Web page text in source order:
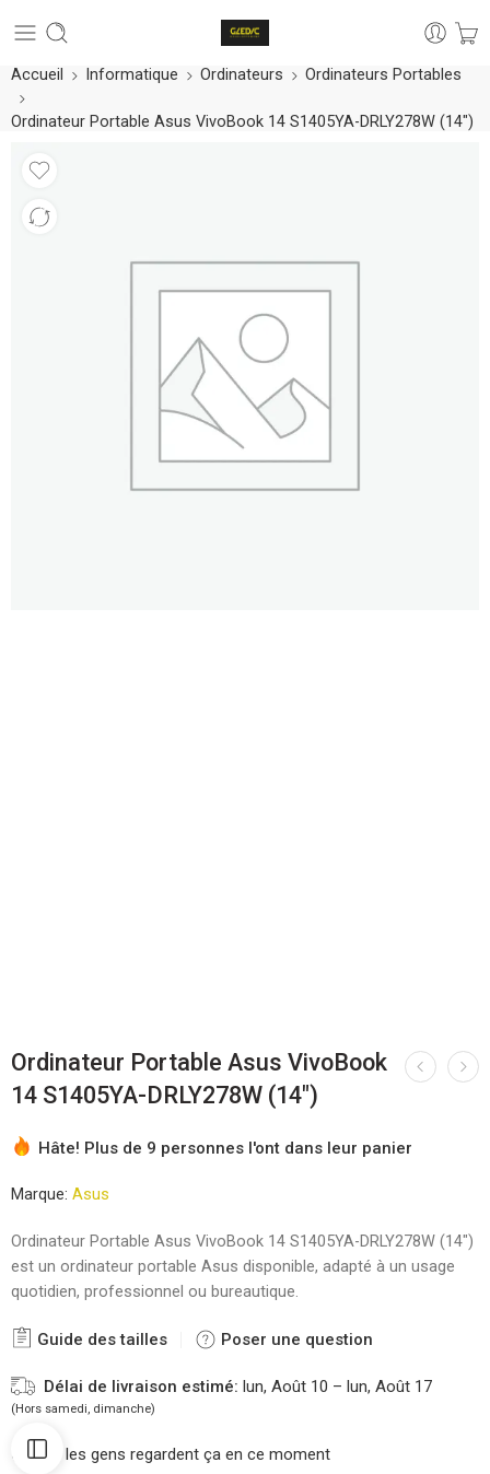
Accueil Informatique Ordinateurs Ordinateurs Portables
Ordinateur Portable Asus VivoBook 14 S1405YA-DRLY278W (14″)
Ordinateur Portable Asus VivoBook
14 S1405YA-DRLY278W (14″)
Hâte! Plus de 9 personnes l'ont dans leur panier
Marque: Asus
Ordinateur Portable Asus VivoBook 14 S1405YA-DRLY278W (14″)
est un ordinateur portable Asus disponible, adapté à un usage
quotidien, professionnel ou bureautique.
Guide des tailles Poser une question
Délai de livraison estimé: lun, Août 10 – lun, Août 17
(Hors samedi, dimanche)
44 les gens regardent ça en ce moment